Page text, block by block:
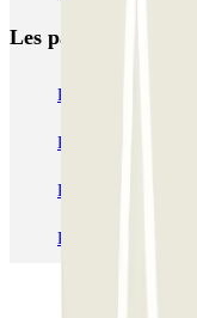
Les parkings les
Parking Paris
Parking Charles de
Parking Aéroport
Parking Aéroport